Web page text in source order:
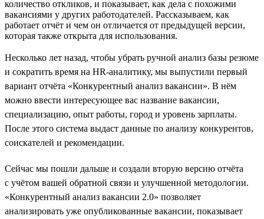
количество откликов, и показывает, как дела с похожими
вакансиями у других работодателей. Рассказываем, как
работает отчёт и чем он отличается от предыдущей версии,
которая также открыта для использования.
Несколько лет назад, чтобы убрать ручной анализ базы резюме
и сократить время на HR-аналитику, мы выпустили первый
вариант отчёта «Конкурентный анализ вакансии». В нём
можно ввести интересующее вас название вакансии,
специализацию, опыт работы, город и уровень зарплаты.
После этого система выдаст данные по анализу конкурентов,
соискателей и рекомендации.
Сейчас мы пошли дальше и создали вторую версию отчёта
с учётом вашей обратной связи и улучшенной методологии.
«Конкурентный анализ вакансии 2.0» позволяет
анализировать уже опубликованные вакансии, показывает